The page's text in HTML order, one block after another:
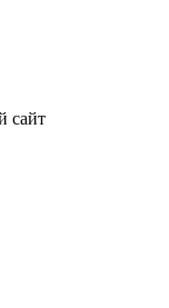
сайт